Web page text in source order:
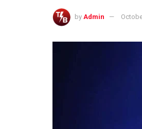
by Admin